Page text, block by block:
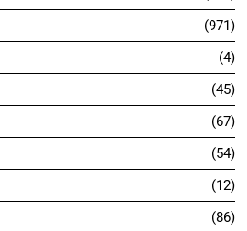
971
4
45
67
54
12
86